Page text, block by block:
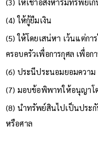
(3) ให้เช่าอสังหาริมทรัพย์เ
(4) ให้กู้ยืมเงิน
(5) ให้โดยเสน่หา เว้นแต่ก
ครอบครัวเพื่อการกุศล เพื่อ
(6) ประนีประนอมยอมความ
(7) มอบข้อพิพาทให้อนุญาโ
(8) นำทรัพย์สินไปเป็นประ
หรือศาล